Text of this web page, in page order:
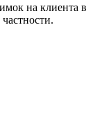
на клиента в